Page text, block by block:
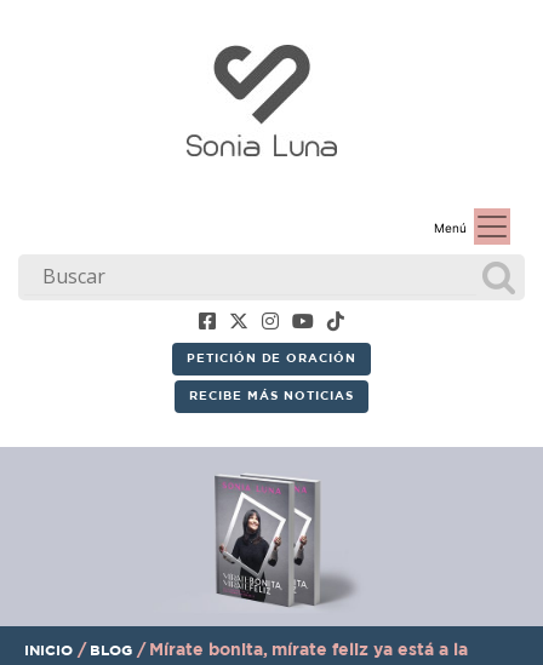
Menú
PETICIÓN DE ORACIÓN
RECIBE MÁS NOTICIAS
INICIO / BLOG / Mírate bonita, mírate feliz ya está a la